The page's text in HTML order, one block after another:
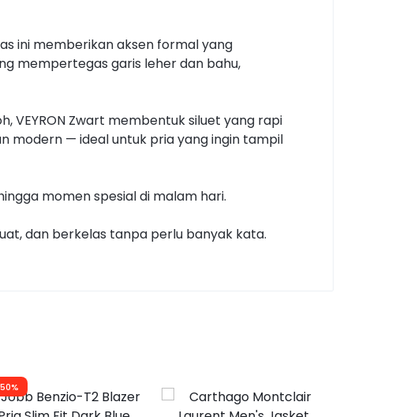
ini memberikan aksen formal yang
mempertegas garis leher dan bahu,
Zwart membentuk siluet yang rapi
modern — ideal untuk pria yang ingin tampil
momen spesial di malam hari.
dan berkelas tanpa perlu banyak kata.